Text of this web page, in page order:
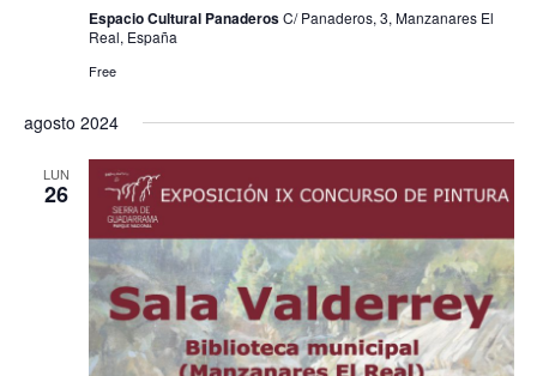
q
u
e
d
a
y
E
v
e
n
t
o
Espacio Cultural PanaderosC/ Panaderos, 3, Manzanares El
Real, España
Free
agosto 2024
LUN
26